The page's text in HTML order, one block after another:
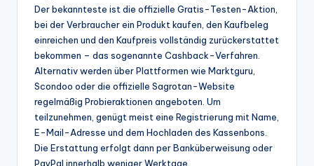
Der bekannteste ist die offizielle Gratis-Testen-Aktion,
bei der Verbraucher ein Produkt kaufen, den Kaufbeleg
einreichen und den Kaufpreis vollständig zurückerstattet
bekommen – das sogenannte Cashback-Verfahren.
Alternativ werden über Plattformen wie Marktguru,
Scondoo oder die offizielle Sagrotan-Website
regelmäßig Probieraktionen angeboten. Um
teilzunehmen, genügt meist eine Registrierung mit Name,
E-Mail-Adresse und dem Hochladen des Kassenbons.
Die Erstattung erfolgt dann per Banküberweisung oder
PayPal innerhalb weniger Werktage.